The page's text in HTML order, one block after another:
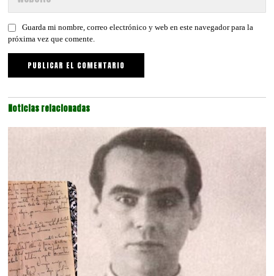
Guarda mi nombre, correo electrónico y web en este navegador para la
próxima vez que comente.
Noticias relacionadas